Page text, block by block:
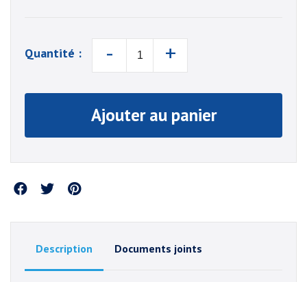
Quantité : - +
Ajouter au panier
Partager
Description Documents joints